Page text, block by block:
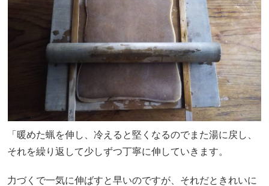
「暖めた蝋を伸し、冷えると堅くなるのでまた湯に戻し、
それを繰り返して少しずつ丁寧に伸していきます。
力づくで一気に伸ばすと早いのですが、それだときれいに